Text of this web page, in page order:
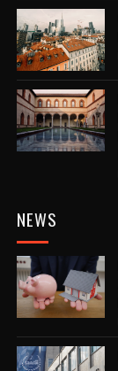
NEWS